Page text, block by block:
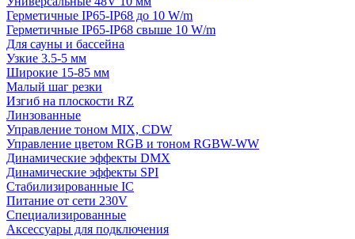
Герметичные IP65-IP68 до 10 W/m
Герметичные IP65-IP68 свыше 10 W/m
Для сауны и бассейна
Узкие 3.5-5 мм
Широкие 15-85 мм
Малый шаг резки
Изгиб на плоскости RZ
Линзованные
Управление тоном MIX, CDW
Управление цветом RGB и тоном RGBW-WW
Динамические эффекты DMX
Динамические эффекты SPI
Стабилизированные IC
Питание от сети 230V
Специализированные
Аксессуары для подключения